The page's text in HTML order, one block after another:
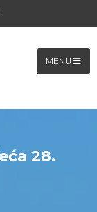
MENU
28.